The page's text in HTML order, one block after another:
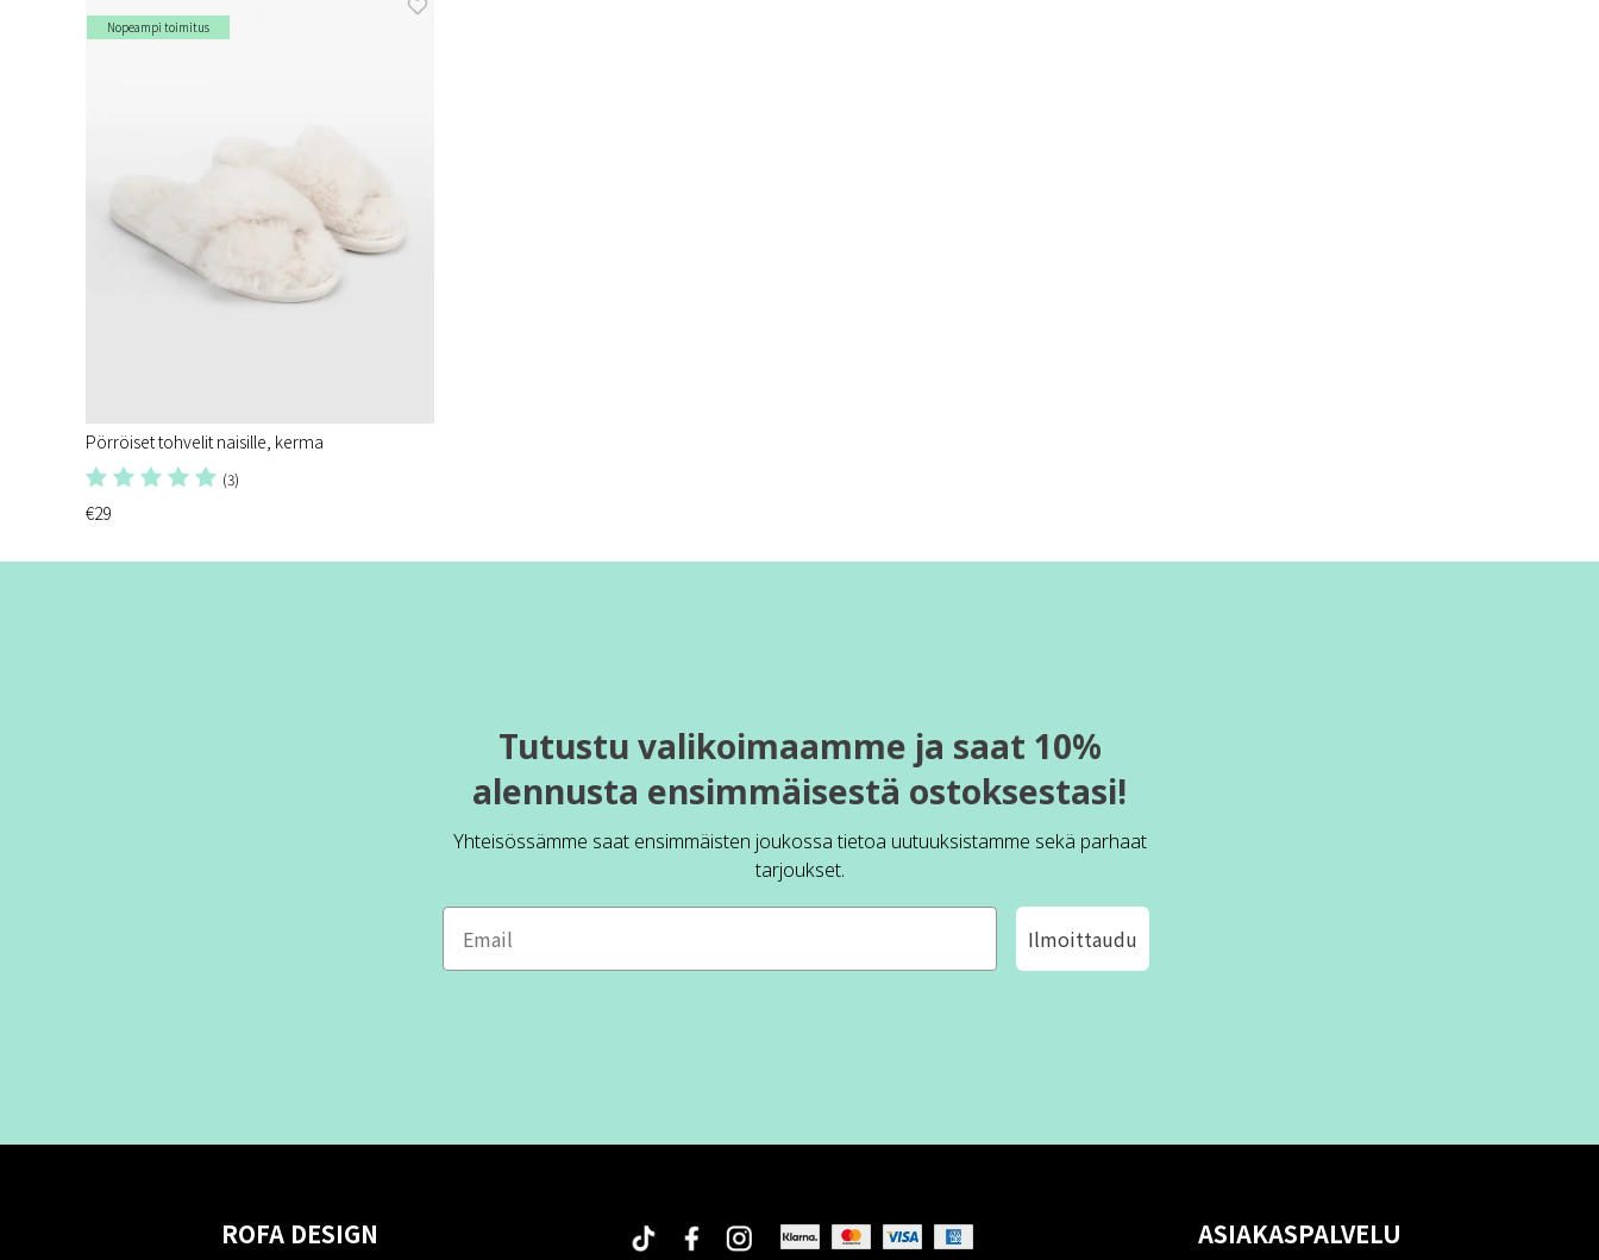
Nopeampi toimitus
Pörröiset tohvelit naisille, kerma
(3)
€29
Tutustu valikoimaamme ja saat 10%
alennusta ensimmäisestä ostoksestasi!
Yhteisössämme saat ensimmäisten joukossa tietoa uutuuksistamme sekä parhaat
tarjoukset.
Ilmoittaudu
ROFA DESIGN ASIAKASPALVELU